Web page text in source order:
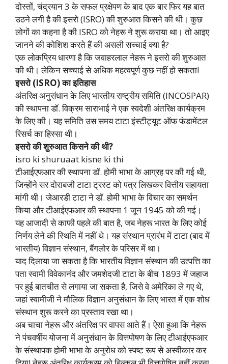
दोस्तों, चंद्रयान 3 के सफल प्रक्षेपण के बाद एक बार फिर यह बात
उठने लगी है की इसरो (ISRO) की शुरुआत किसने की थी। कुछ
लोगों का कहना है की ISRO को नेहरू ने शुरू कराया था। तो आइए
जानने की कोशिश करते हैं की असली सच्चाई क्या है?
एक लोकप्रिय धारणा है कि जवाहरलाल नेहरू ने इसरो की शुरुआत
की थी। लेकिन सच्चाई से अधिक महत्वपूर्ण कुछ नहीं हो सकता!
इसरो (ISRO) का इतिहास
अंतरिक्ष अनुसंधान के लिए भारतीय राष्ट्रीय समिति (INCOSPAR)
की स्थापना डॉ. विक्रम साराभाई ने एक स्वदेशी अंतरिक्ष कार्यक्रम
के लिए की। यह समिति उस समय टाटा इंस्टीट्यूट ऑफ फंडामेंटल
रिसर्च का हिस्सा थी।
इसरो की शुरुआत किसने की थी?
isro ki shuruaat kisne ki thi
टीआईएफआर की स्थापना डॉ. होमी भाभा के आग्रह पर की गई थी,
जिन्होंने सर दोराबजी टाटा ट्रस्ट को पत्र लिखकर वित्तीय सहायता
मांगी थी। जेआरडी टाटा ने डॉ. होमी भाभा के विचार का समर्थन
किया और टीआईएफआर की स्थापना 1 जून 1945 को की गई।
यह आजादी से काफी पहले की बात है, जब नेहरू भारत के लिए कोई
निर्णय लेने की स्थिति में नहीं थे। यह संस्थान प्रारंभ में टाटा (बाद में
भारतीय) विज्ञान संस्थान, बैंगलोर के परिसर में था।
याद दिलाया जा सकता है कि भारतीय विज्ञान संस्थान की उत्पत्ति का
पता स्वामी विवेकानंद और जमशेदजी टाटा के बीच 1893 में जहाज
पर हुई बातचीत से लगाया जा सकता है, जिसे वे अमेरिका ले गए थे,
जहां स्वामीजी ने मौलिक विज्ञान अनुसंधान के लिए भारत में एक शोध
संस्थान शुरू करने का प्रस्ताव रखा था।
अब चाचा नेहरू और अंतरिक्ष पर वापस आते हैं। ऐसा हुआ कि नेहरू
ने पंचवर्षीय योजना में अनुसंधान के वित्तपोषण के लिए टीआईएफआर
के संस्थापक होमी भाभा के अनुरोध को स्पष्ट रूप से अस्वीकार कर